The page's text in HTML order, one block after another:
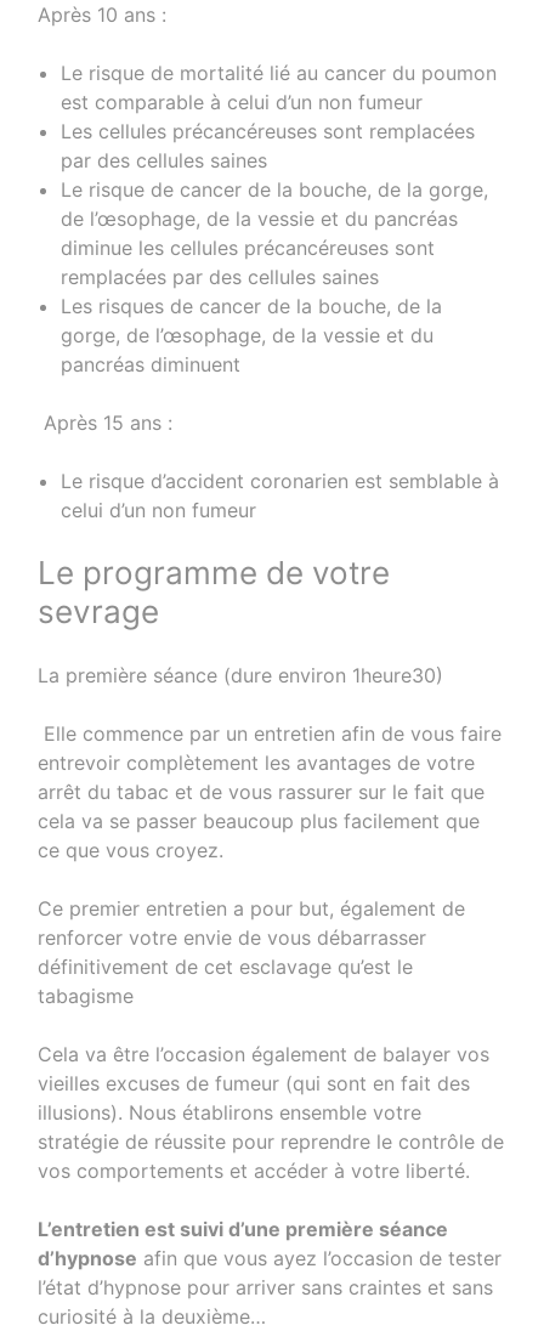
Après 10 ans :
Le risque de mortalité lié au cancer du poumon
est comparable à celui d’un non fumeur
Les cellules précancéreuses sont remplacées
par des cellules saines
Le risque de cancer de la bouche, de la gorge,
de l’œsophage, de la vessie et du pancréas
diminue les cellules précancéreuses sont
remplacées par des cellules saines
Les risques de cancer de la bouche, de la
gorge, de l’œsophage, de la vessie et du
pancréas diminuent
Après 15 ans :
Le risque d’accident coronarien est semblable à
celui d’un non fumeur
Le programme de votre
sevrage
La première séance (dure environ 1heure30)
Elle commence par un entretien afin de vous faire
entrevoir complètement les avantages de votre
arrêt du tabac et de vous rassurer sur le fait que
cela va se passer beaucoup plus facilement que
ce que vous croyez.
Ce premier entretien a pour but, également de
renforcer votre envie de vous débarrasser
définitivement de cet esclavage qu’est le
tabagisme
Cela va être l’occasion également de balayer vos
vieilles excuses de fumeur (qui sont en fait des
illusions). Nous établirons ensemble votre
stratégie de réussite pour reprendre le contrôle de
vos comportements et accéder à votre liberté.
L’entretien est suivi d’une première séance
d’hypnose afin que vous ayez l’occasion de tester
l’état d’hypnose pour arriver sans craintes et sans
curiosité à la deuxième…